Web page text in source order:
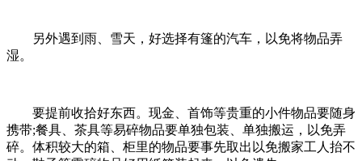
另外遇到雨、雪天，好选择有篷的汽车，以免将物品弄
湿。
要提前收拾好东西。现金、首饰等贵重的小件物品要随身
携带;餐具、茶具等易碎物品要单独包装、单独搬运，以免弄
碎。体积较大的箱、柜里的物品要事先取出以免搬家工人抬不